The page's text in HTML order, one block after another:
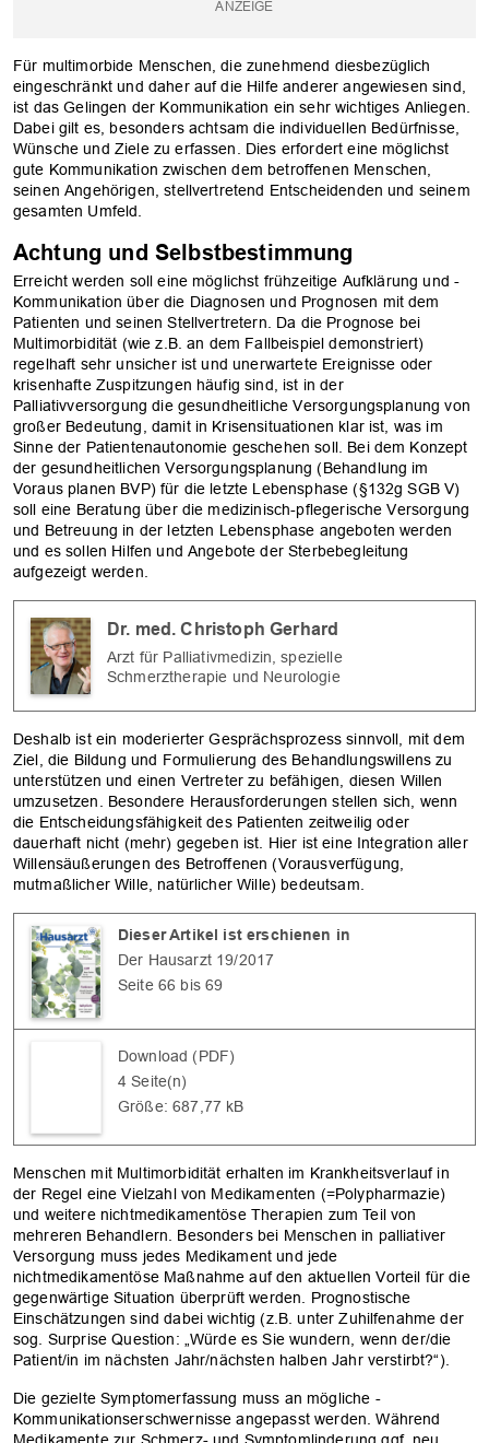
Für multimorbide Menschen, die zunehmend diesbezüglich
eingeschränkt und daher auf die Hilfe anderer angewiesen sind,
ist das Gelingen der Kommunikation ein sehr wichtiges Anliegen.
Dabei gilt es, besonders achtsam die individuellen Bedürfnisse,
Wünsche und Ziele zu erfassen. Dies erfordert eine möglichst
gute Kommunikation zwischen dem betroffenen Menschen,
seinen Angehörigen, stellvertretend Entscheidenden und seinem
gesamten Umfeld.
Achtung und Selbstbestimmung
Erreicht werden soll eine möglichst frühzeitige Aufklärung und ­
Kommunikation über die Diagnosen und Prognosen mit dem
Patienten und seinen Stellvertretern. Da die Prognose bei
Multimorbidität (wie z.B. an dem Fallbeispiel demonstriert)
regelhaft sehr unsicher ist und unerwartete Ereignisse oder
krisenhafte Zuspitzungen häufig sind, ist in der
Palliativversorgung die ­gesundheitliche Versorgungsplanung von
großer Bedeutung, damit in Krisensituationen klar ist, was im
Sinne der Patientenautonomie geschehen soll. Bei dem Konzept
der gesundheitlichen Versorgungsplanung (Behandlung im
Voraus planen BVP) für die letzte Lebensphase (§132g SGB V)
soll eine Beratung über die medizinisch-pflegerische Versorgung
und Betreuung in der letzten Lebensphase angeboten werden
und es sollen Hilfen und Angebote der Sterbebegleitung
aufgezeigt werden.
Dr. med. Christoph Gerhard
Arzt für Palliativmedizin, spezielle
Schmerztherapie und Neurologie
Deshalb ist ein moderierter Gesprächsprozess sinnvoll, mit dem
Ziel, die Bildung und Formulierung des Behandlungswillens zu
unterstützen und einen Vertreter zu befähigen, diesen Willen
umzusetzen. Besondere Herausforderungen stellen sich, wenn
die Entscheidungsfähigkeit des Patienten zeitweilig oder
dauerhaft nicht (mehr) gegeben ist. Hier ist eine ­Integration aller
Willensäußerungen des Betroffenen (Vorausverfügung,
mutmaßlicher Wille, natürlicher Wille) bedeutsam.
Dieser Artikel ist erschienen in
Der Hausarzt 19/2017
Seite 66 bis 69
Download (PDF)
4 Seite(n)
Größe: 687,77 kB
Menschen mit Multimorbidität erhalten im Krankheitsverlauf in
der Regel eine Vielzahl von Medikamenten (=Polypharmazie)
und weitere nichtmedikamentöse Therapien zum Teil von
mehreren Behandlern. Besonders bei Menschen in palliativer
Versorgung muss jedes Medikament und jede
nichtmedikamentöse Maßnahme auf den aktuellen Vorteil für die
gegenwärtige Situation überprüft werden. Prognostische
Einschätzungen sind dabei wichtig (z.B. unter ­Zuhilfenahme der
sog. Surprise Question: „Würde es Sie wundern, wenn der/die
Patient/in im nächsten Jahr/nächsten halben Jahr verstirbt?“).
Die gezielte Symptomerfassung muss an mögliche ­
Kommunikationserschwernisse angepasst werden. Während
Medikamente zur Schmerz- und Symptomlinderung ggf. neu